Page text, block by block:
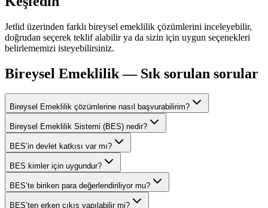
Jetlid üzerinden farklı bireysel emeklilik çözümlerini inceleyebilir,
doğrudan seçerek teklif alabilir ya da sizin için uygun seçenekleri
belirlememizi isteyebilirsiniz.
Bireysel Emeklilik— Sık sorulan sorular
Bireysel Emeklilik çözümlerine nasıl başvurabilirim?
Bireysel Emeklilik Sistemi (BES) nedir?
BES’in devlet katkısı var mı?
BES kimler için uygundur?
BES’te biriken para değerlendiriliyor mu?
BES’ten erken çıkış yapılabilir mi?